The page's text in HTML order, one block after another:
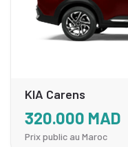
KIA Carens
320.000 MAD
Prix public au Maroc